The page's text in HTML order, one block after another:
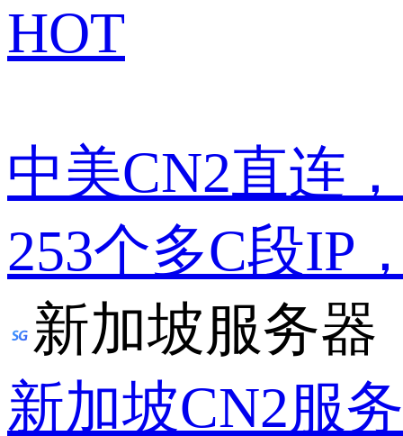
HOT
中美CN2直连
253个多C段IP
新加坡服务器
新加坡CN2服